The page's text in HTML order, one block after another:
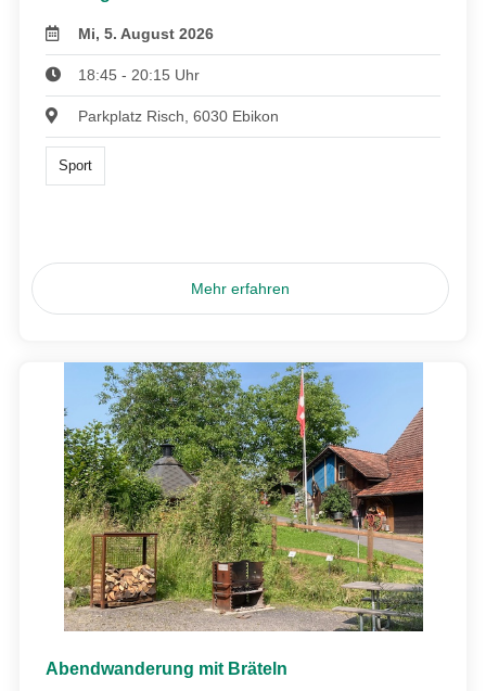
Mi, 5. August 2026
18:45 - 20:15 Uhr
Parkplatz Risch, 6030 Ebikon
Sport
Mehr erfahren
Abendwanderung mit Bräteln